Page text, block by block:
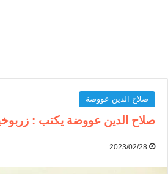
صلاح الدين عووضة
صلاح الدين عووضة يكتب :
2023/02/28